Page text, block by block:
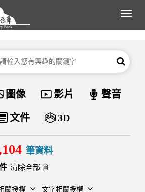
展
關鍵字 搜尋
資料類型
圖像 影片 聲音
文件 3D
筆資料
清除全部
關授權 文字相關授權